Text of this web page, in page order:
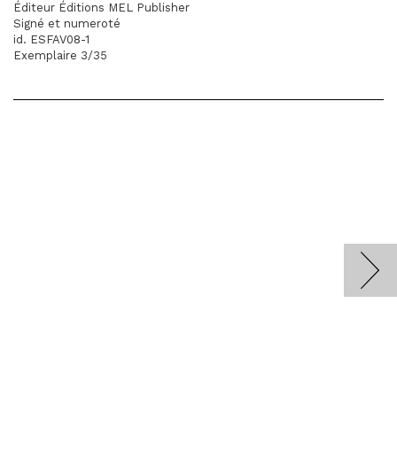
Éditeur Éditions MEL Publisher
Signé et numeroté
id. ESFAV08-1
Exemplaire 3/35